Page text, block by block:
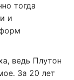
тогда
и
ведь Плутон
За 20 лет